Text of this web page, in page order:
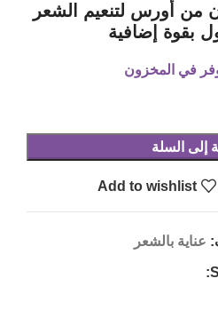
من أورس لتنعيم الشعر
بقوة إضافية
إلى السلة
Add to wishlist
عناية بالشعر